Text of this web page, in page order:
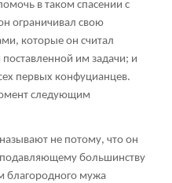
в таком спасении с
ограничивал свою
которые он считал
им задачи; и
первых конфуцианцев.
следующим
не потому, что он
подавляющему большинству
благородного мужа